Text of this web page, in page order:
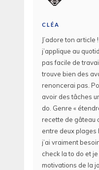
CLÉA
J’adore ton article
j’applique au
pas facile de
trouve bien des
renoncerai pas.
avoir des tâches
do. Genre «
recette de gâteau
entre deux plages
j’ai vraiment
check la to do et
motivations de la